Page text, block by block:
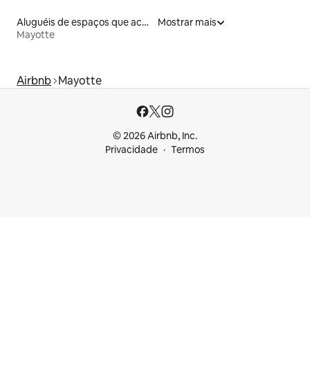
Aluguéis de espaços que aceitam animais de estimação
Mayotte
Mostrar mais
Airbnb Mayotte
© 2026 Airbnb, Inc.
Privacidade
Termos